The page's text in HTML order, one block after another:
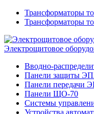
Трансформаторы
Трансформаторы
Электрощитовое
Вводно-
Панели защиты
Панели передачи
Панели ЩО-70
Системы
Устройства